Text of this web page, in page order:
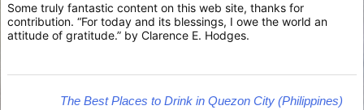
Some truly fantastic content on this web site, thanks for
contribution. “For today and its blessings, I owe the world an
attitude of gratitude.” by Clarence E. Hodges.
The Best Places to Drink in Quezon City (Philippines)